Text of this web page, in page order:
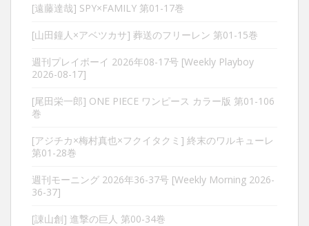
[遠藤達哉] SPY×FAMILY 第01-17巻
[山田鐘人×アベツカサ] 葬送のフリーレン 第01-15巻
週刊プレイボーイ 2026年08-17号 [Weekly Playboy
2026-08-17]
[尾田栄一郎] ONE PIECE ワンピース カラー版 第01-106
巻
[アジチカ×梅村真也×フクイタクミ] 終末のワルキューレ
第01-28巻
週刊モーニング 2026年36-37号 [Weekly Morning 2026-
36-37]
[諌山創] 進撃の巨人 第00-34巻